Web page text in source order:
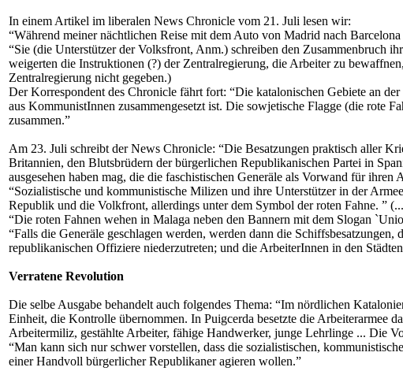
In einem Artikel im liberalen News Chronicle vom 21. Juli lesen wir:
“Während meiner nächtlichen Reise mit dem Auto von Madrid nach
“Sie (die Unterstützer der Volksfront, Anm.) schreiben den Zusammenbruch
weigerten die Instruktionen (?) der Zentralregierung, die Arbeiter zu
Zentralregierung nicht gegeben.)
Der Korrespondent des Chronicle fährt fort: “Die katalonischen Gebiete an
aus KommunistInnen zusammengesetzt ist. Die sowjetische Flagge (die rote
zusammen.”
Am 23. Juli schreibt der News Chronicle: “Die Besatzungen praktisch aller
Britannien, den Blutsbrüdern der bürgerlichen Republikanischen Partei in
ausgesehen haben mag, die die faschistischen Generäle als Vorwand für
“Sozialistische und kommunistische Milizen und ihre Unterstützer in der
Republik und die Volkfront, allerdings unter dem Symbol der roten Fahne. ”
“Die roten Fahnen wehen in Malaga neben den Bannern mit dem Slogan
“Falls die Generäle geschlagen werden, werden dann die
republikanischen Offiziere niederzutreten; und die ArbeiterInnen in den
Verratene Revolution
Die selbe Ausgabe behandelt auch folgendes Thema: “Im nördlichen
Einheit, die Kontrolle übernommen. In Puigcerda besetzte die Arbeiterarmee
Arbeitermiliz, gestählte Arbeiter, fähige Handwerker, junge Lehrlinge ... Die
“Man kann sich nur schwer vorstellen, dass die sozialistischen,
einer Handvoll bürgerlicher Republikaner agieren wollen.”